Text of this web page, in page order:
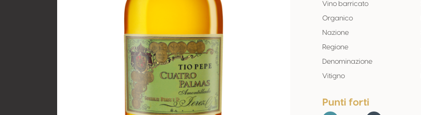
Vino barricato
Organico
Nazione
Regione
Denominazione
Vitigno
Punti forti